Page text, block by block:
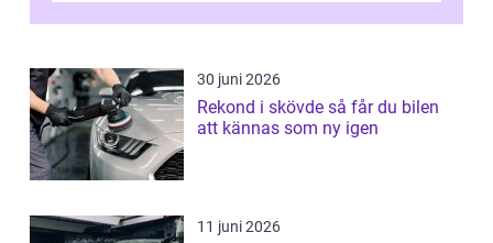
30 juni 2026
Rekond i skövde så får du bilen
att kännas som ny igen
11 juni 2026